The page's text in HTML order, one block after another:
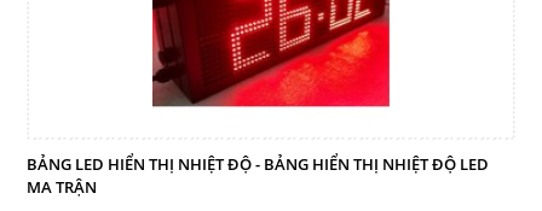
BẢNG LED HIỂN THỊ NHIỆT ĐỘ - BẢNG HIỂN THỊ NHIỆT ĐỘ LED
MA TRẬN